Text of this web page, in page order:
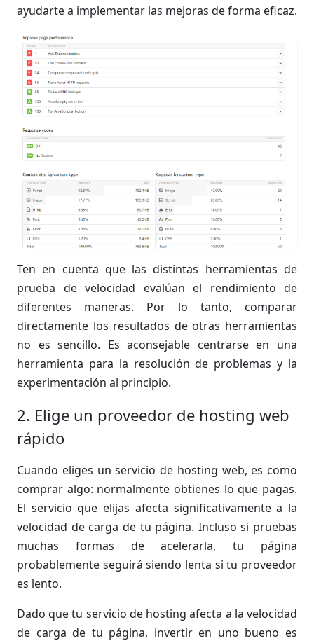
ayudarte a implementar las mejoras de forma eficaz.
Ten en cuenta que las distintas herramientas de
prueba de velocidad evalúan el rendimiento de
diferentes maneras. Por lo tanto, comparar
directamente los resultados de otras herramientas
no es sencillo. Es aconsejable centrarse en una
herramienta para la resolución de problemas y la
experimentación al principio.
2. Elige un proveedor de hosting web
rápido
Cuando eliges un servicio de hosting web, es como
comprar algo: normalmente obtienes lo que pagas.
El servicio que elijas afecta significativamente a la
velocidad de carga de tu página. Incluso si pruebas
muchas formas de acelerarla, tu página
probablemente seguirá siendo lenta si tu proveedor
es lento.
Dado que tu servicio de hosting afecta a la velocidad
de carga de tu página, invertir en uno bueno es